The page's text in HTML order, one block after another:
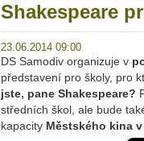
Shakespeare
23.06.2014 09:00
DS Samodiv organizuje v
představení pro školy, pro
jste, pane Shakespeare?
středních škol, ale bude
kapacity Městského kina